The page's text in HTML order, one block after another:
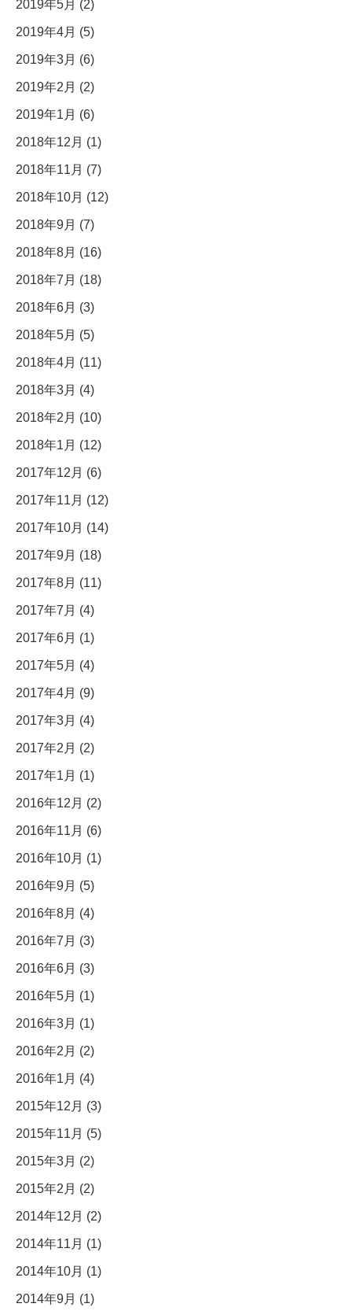
2019年5月 (2)
2019年4月 (5)
2019年3月 (6)
2019年2月 (2)
2019年1月 (6)
2018年12月 (1)
2018年11月 (7)
2018年10月 (12)
2018年9月 (7)
2018年8月 (16)
2018年7月 (18)
2018年6月 (3)
2018年5月 (5)
2018年4月 (11)
2018年3月 (4)
2018年2月 (10)
2018年1月 (12)
2017年12月 (6)
2017年11月 (12)
2017年10月 (14)
2017年9月 (18)
2017年8月 (11)
2017年7月 (4)
2017年6月 (1)
2017年5月 (4)
2017年4月 (9)
2017年3月 (4)
2017年2月 (2)
2017年1月 (1)
2016年12月 (2)
2016年11月 (6)
2016年10月 (1)
2016年9月 (5)
2016年8月 (4)
2016年7月 (3)
2016年6月 (3)
2016年5月 (1)
2016年3月 (1)
2016年2月 (2)
2016年1月 (4)
2015年12月 (3)
2015年11月 (5)
2015年3月 (2)
2015年2月 (2)
2014年12月 (2)
2014年11月 (1)
2014年10月 (1)
2014年9月 (1)